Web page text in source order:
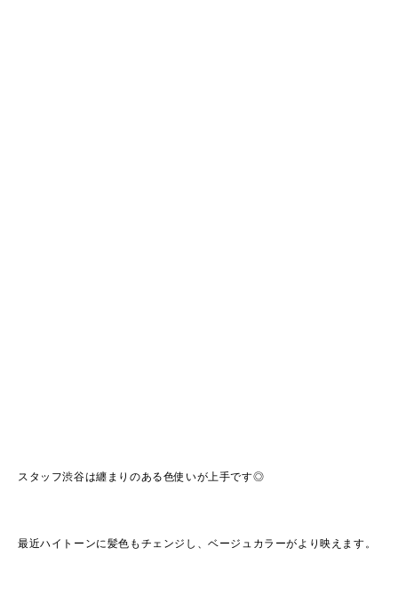
スタッフ渋谷は纏まりのある色使いが上手です◎
最近ハイトーンに髪色もチェンジし、ベージュカラーがより映えます。